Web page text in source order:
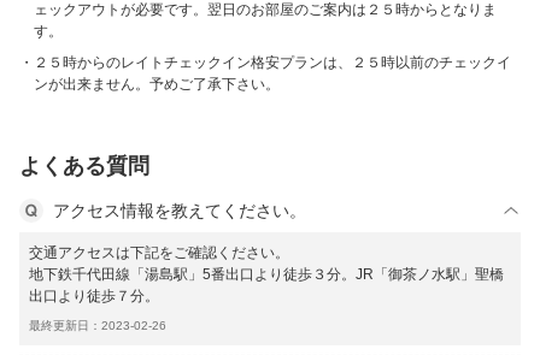
ェックアウトが必要です。翌日のお部屋のご案内は２５時からとなりま
す。
２５時からのレイトチェックイン格安プランは、２５時以前のチェックイ
ンが出来ません。予めご了承下さい。
よくある質問
アクセス情報を教えてください。
交通アクセスは下記をご確認ください。
地下鉄千代田線「湯島駅」5番出口より徒歩３分。JR「御茶ノ水駅」聖橋
出口より徒歩７分。
最終更新日：2023-02-26